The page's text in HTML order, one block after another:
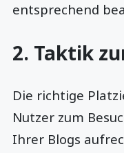
entsprechend
2. Taktik
Die richtige
Nutzer zum
Ihrer Blogs